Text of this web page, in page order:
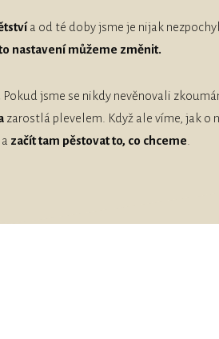
a od té doby jsme je nijak
nastavení můžeme změnit.
Pokud jsme se nikdy nevěnovali
zarostlá plevelem. Když ale víme, jak o
začít tam pěstovat to, co chceme